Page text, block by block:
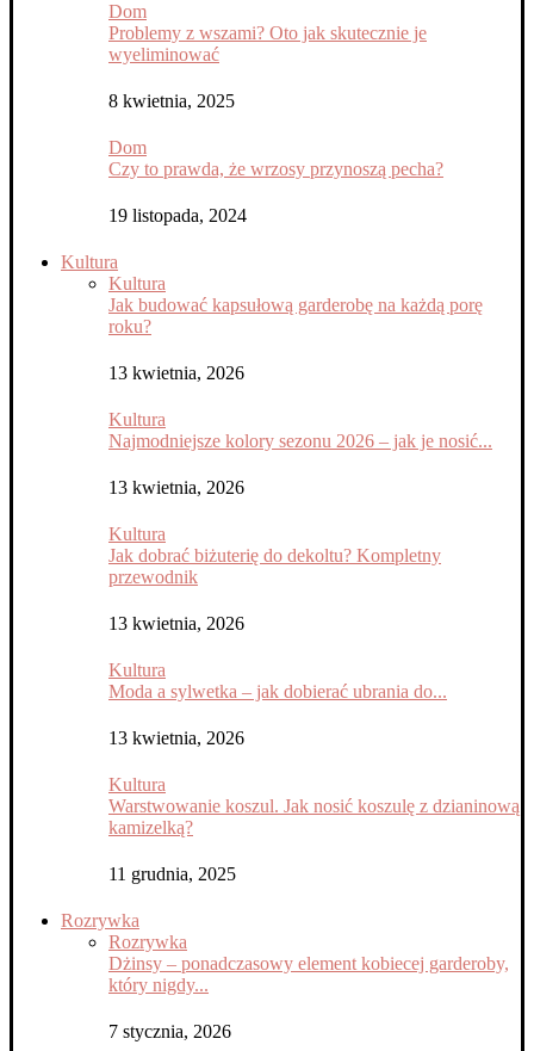
Dom
Problemy z wszami? Oto jak skutecznie je
wyeliminować
8 kwietnia, 2025
Dom
Czy to prawda, że wrzosy przynoszą pecha?
19 listopada, 2024
Kultura
Kultura
Jak budować kapsułową garderobę na każdą porę
roku?
13 kwietnia, 2026
Kultura
Najmodniejsze kolory sezonu 2026 – jak je nosić...
13 kwietnia, 2026
Kultura
Jak dobrać biżuterię do dekoltu? Kompletny
przewodnik
13 kwietnia, 2026
Kultura
Moda a sylwetka – jak dobierać ubrania do...
13 kwietnia, 2026
Kultura
Warstwowanie koszul. Jak nosić koszulę z dzianinową
kamizelką?
11 grudnia, 2025
Rozrywka
Rozrywka
Dżinsy – ponadczasowy element kobiecej garderoby,
który nigdy...
7 stycznia, 2026